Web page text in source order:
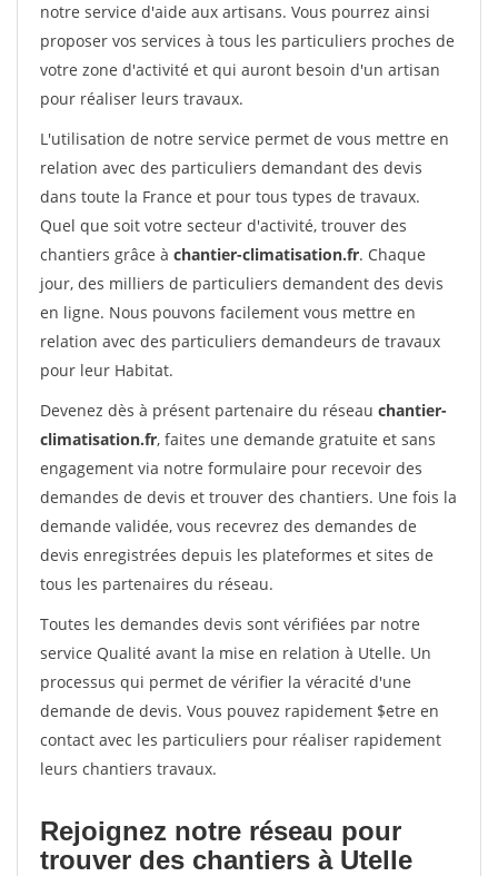
notre service d'aide aux artisans. Vous pourrez ainsi
proposer vos services à tous les particuliers proches de
votre zone d'activité et qui auront besoin d'un artisan
pour réaliser leurs travaux.
L'utilisation de notre service permet de vous mettre en
relation avec des particuliers demandant des devis
dans toute la France et pour tous types de travaux.
Quel que soit votre secteur d'activité, trouver des
chantiers grâce à chantier-climatisation.fr. Chaque
jour, des milliers de particuliers demandent des devis
en ligne. Nous pouvons facilement vous mettre en
relation avec des particuliers demandeurs de travaux
pour leur Habitat.
Devenez dès à présent partenaire du réseau chantier-
climatisation.fr, faites une demande gratuite et sans
engagement via notre formulaire pour recevoir des
demandes de devis et trouver des chantiers. Une fois la
demande validée, vous recevrez des demandes de
devis enregistrées depuis les plateformes et sites de
tous les partenaires du réseau.
Toutes les demandes devis sont vérifiées par notre
service Qualité avant la mise en relation à Utelle. Un
processus qui permet de vérifier la véracité d'une
demande de devis. Vous pouvez rapidement $etre en
contact avec les particuliers pour réaliser rapidement
leurs chantiers travaux.
Rejoignez notre réseau pour
trouver des chantiers à Utelle